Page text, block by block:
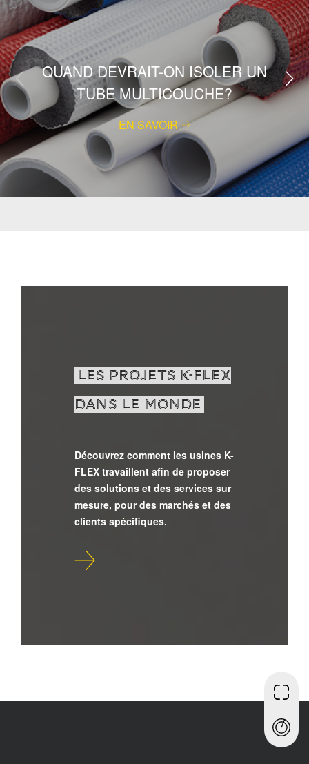
QUAND DEVRAIT-ON ISOLER UN
TUBE MULTICOUCHE?
EN SAVOIR
LES PROJETS K-FLEX
DANS LE MONDE
Découvrez comment les usines K-
FLEX travaillent afin de proposer
des solutions et des services sur
mesure, pour des marchés et des
clients spécifiques.